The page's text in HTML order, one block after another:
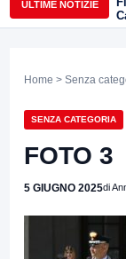
ULTIME NOTIZIE
Home > Senza
SENZA CATEGORIA
FOTO 3
5 GIUGNO 2025di